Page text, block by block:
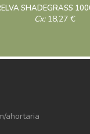
SHADEGRASS
Cx: 18,27 €
ahortaria